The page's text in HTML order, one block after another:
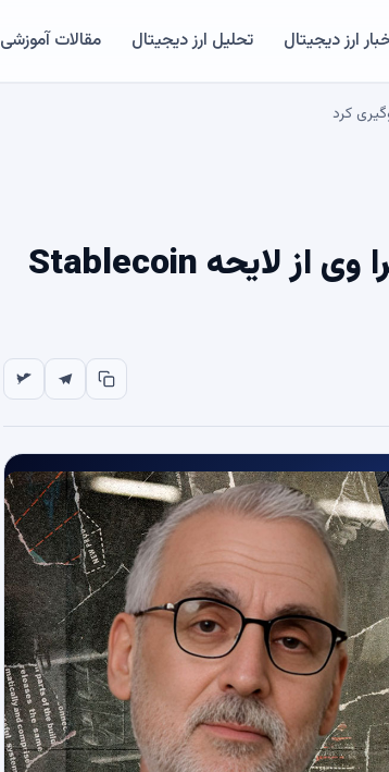
ارز دیجیتال تحلیل ارز دیجیتال مقالات آموزشی
بهترین وکیل ریپل به سناتور وارن رسید زیرا وی از لایحه Stablecoin